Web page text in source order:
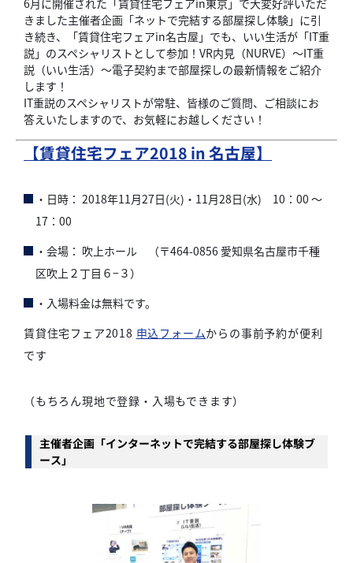
きました主催者企画「ネットで完結する部屋探し体験」に引
き続き、「賃貸住宅フェアin名古屋」でも、いい生活が「IT重
説」のスペシャリストとして参加！VR内見（NURVE）～IT重
説（いい生活）～電子契約まで部屋探しの最新情報をご紹介
します！
IT重説のスペシャリストが常駐、皆様のご質問、ご相談にお
答えいたしますので、お気軽にお越しください！
【賃貸住宅フェア2018 in 名古屋】
・日時： 2018年11月27日(火)・11月28日(水) 10：00 ～
17：00
・会場： 吹上ホール （〒464-0856 愛知県名古屋市千種
区吹上２丁目６−３）
・入場料金は無料です。
賃貸住宅フェア2018 申込フォームからの事前予約が便利
です
（もちろん現地で登録・入場もできます）
主催者企画「インターネットで完結する部屋探し体験ブ
ース」